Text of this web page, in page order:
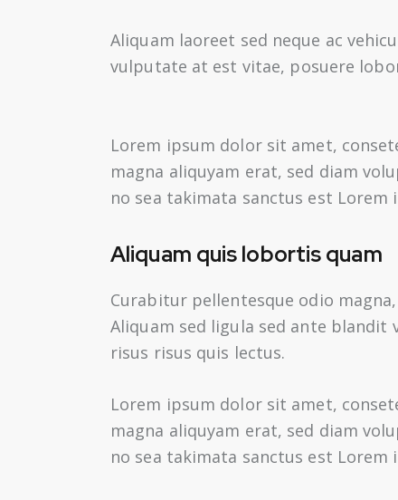
Aliquam laoreet sed neque ac
vulputate at est vitae, posuere
Lorem ipsum dolor sit amet,
magna aliquyam erat, sed diam
no sea takimata sanctus est
Aliquam quis lobortis quam
Curabitur pellentesque odio
Aliquam sed ligula sed ante
risus risus quis lectus.
Lorem ipsum dolor sit amet,
magna aliquyam erat, sed diam
no sea takimata sanctus est